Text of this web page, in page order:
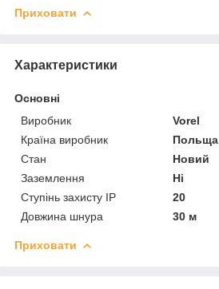
Приховати
Характеристики
Основні
Виробник
Vorel
Країна виробник
Польща
Стан
Новий
Заземлення
Ні
Ступінь захисту IP
20
Довжина шнура
30 м
Приховати